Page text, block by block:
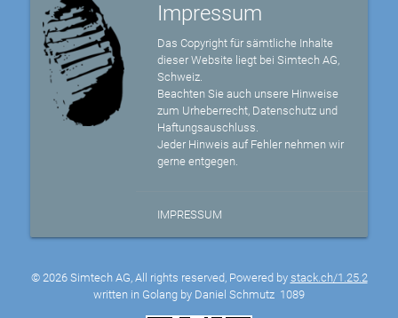
Impressum
Das Copyright für sämtliche Inhalte
dieser Website liegt bei Simtech AG,
Schweiz.
Beachten Sie auch unsere Hinweise
zum Urheberrecht, Datenschutz und
Haftungsauschluss.
Jeder Hinweis auf Fehler nehmen wir
gerne entgegen.
IMPRESSUM
© 2026 Simtech AG, All rights reserved, Powered by stack.ch/1.25.2
written in Golang by Daniel Schmutz 1089